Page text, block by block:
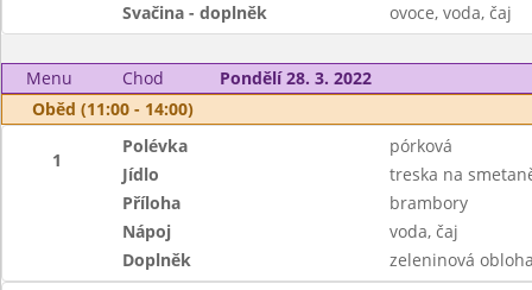
Svačina - doplněk
ovoce, voda, čaj
Menu Chod
Pondělí 28. 3. 2022
Oběd (11:00 - 14:00)
1
Polévka
pórková
Jídlo
treska na
Příloha
brambory
Nápoj
voda, čaj
Doplněk
zeleninová